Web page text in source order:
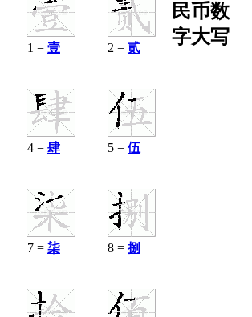
1 = 壹 2 = 贰
4 = 肆 5 = 伍
7 = 柒 8 = 捌
民币数
字大写